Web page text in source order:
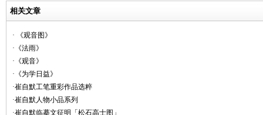
相关文章
· 《观音图》
·《法雨》
·《观音》
·《为学日益》
·崔自默工笔重彩作品选粹
·崔自默人物小品系列
·崔自默临摹文征明「松石高士图」